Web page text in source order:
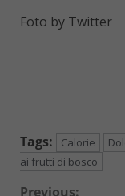
Foto by Twitter
Tags: Calorie
ai frutti di bosco
Previous: